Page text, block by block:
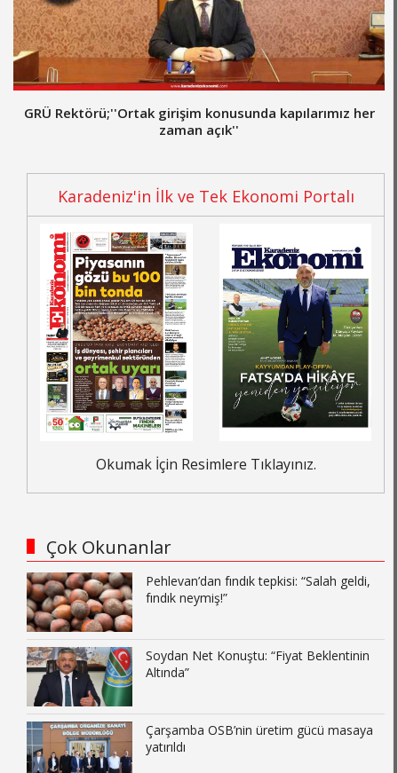
GRÜ Rektörü;''Ortak girişim konusunda kapılarımız her
zaman açık''
Karadeniz'in İlk ve Tek Ekonomi Portalı
Okumak İçin Resimlere Tıklayınız.
Çok Okunanlar
Pehlevan’dan fındık tepkisi: “Salah geldi,
fındık neymiş!”
Soydan Net Konuştu: “Fiyat Beklentinin
Altında”
Çarşamba OSB’nin üretim gücü masaya
yatırıldı